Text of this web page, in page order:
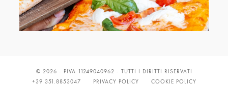
© 2026 - PIVA 11249040962 - TUTTI I DIRITTI RISERVATI
+39 351.8853047
PRIVACY POLICY COOKIE POLICY